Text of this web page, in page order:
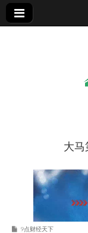
9点
大
9点财经天下